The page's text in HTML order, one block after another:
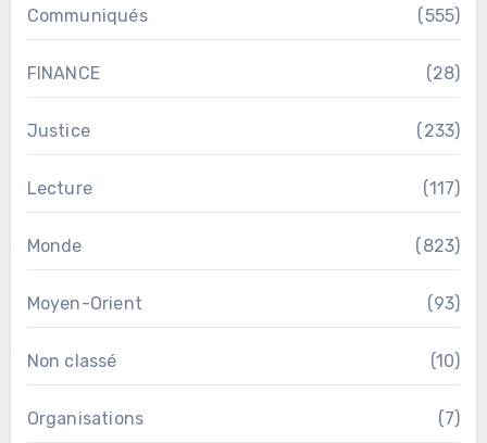
Communiqués (555)
FINANCE (28)
Justice (233)
Lecture (117)
Monde (823)
Moyen-Orient (93)
Non classé (10)
Organisations (7)